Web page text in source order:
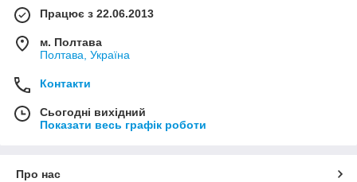
Працює з 22.06.2013
м. Полтава
Полтава, Україна
Контакти
Сьогодні вихідний
Показати весь графік роботи
Про нас